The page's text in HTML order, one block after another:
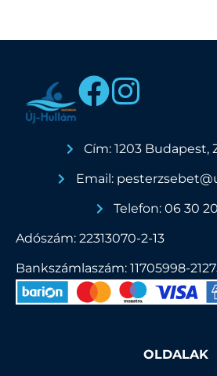
Cím: 1203 Budapest,
Email:
Telefon: 06 30
Adószám: 22313070-2-13
Bankszámlaszám: 11705998-
OLDALAK